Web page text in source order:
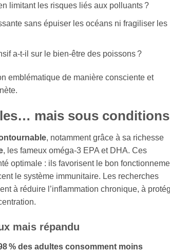
limitant les risques liés aux polluants ?
sans épuiser les océans ni fragiliser les
a-t-il sur le bien-être des poissons ?
emblématique de manière consciente et
mais sous conditions
, notamment grâce à sa richesse
, les fameux oméga‑3 EPA et DHA. Ces
optimale : ils favorisent le bon
le système immunitaire. Les recherches
à réduire l’inflammation chronique, à
mais répandu
% des adultes consomment moins